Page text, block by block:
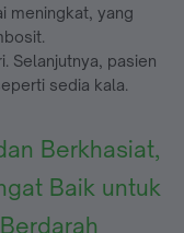
meningkat, yang
Selanjutnya, pasien
sedia kala.
Berkhasiat,
Baik untuk